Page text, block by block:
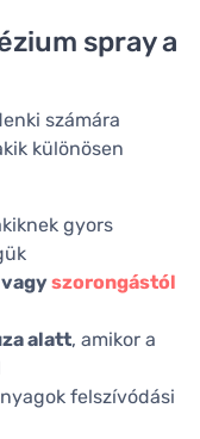
spray a
számára
különösen
gyors
szorongástól
alatt, amikor a
felszívódási